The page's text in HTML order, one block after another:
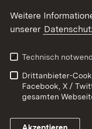
Kontakt
Barrierefreiheit
Impressum
Weitere
unserer
Technisch
Drittanbieter-
Facebook, X /
gesamten